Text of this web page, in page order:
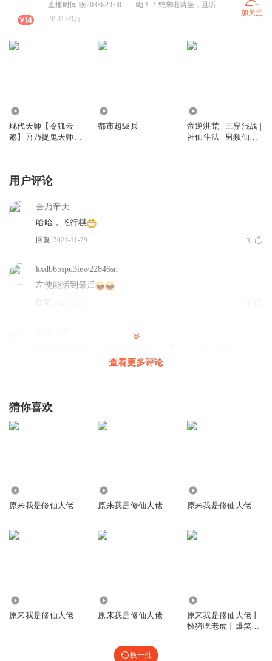
直播时间:晚20:00-23:00……呦！！您来啦请坐，且听我给您细细道来：话说啊......喜欢有声书，录制自己喜欢的故事。
31.89万
加关注
现代天师【令狐云
邈】吾乃捉鬼天师｜
都市超级兵
帝逆洪荒 | 三界混战 |
神仙斗法 | 男频仙侠
用户评论
吾乃帝天
哈哈，飞行棋
回复 2021-11-29 3
kxdb65spu3iew22846sn
左使能活到最后
回复
有小狐狸的剧情真是好看，好久没听到这么有趣的
查看更多评论
猜你喜欢
原来我是修仙大佬 原来我是修仙大佬 原来我是修仙大佬
原来我是修仙大佬 原来我是修仙大佬
原来我是修仙大佬丨
扮猪吃老虎丨爆笑修
换一批